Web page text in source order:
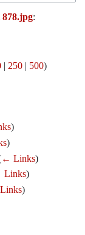
:
| 250 | 500)
)
)
← Links)
)
)